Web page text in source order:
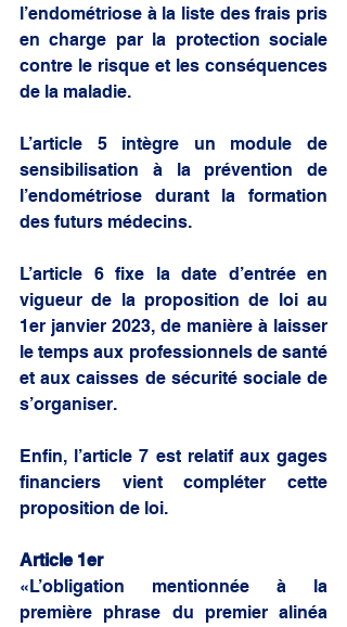
l’endométriose à la liste des frais pris
en charge par la protection sociale
contre le risque et les conséquences
de la maladie.
L’article 5 intègre un module de
sensibilisation à la prévention de
l’endométriose durant la formation
des futurs médecins.
L’article 6 fixe la date d’entrée en
vigueur de la proposition de loi au
1er janvier 2023, de manière à laisser
le temps aux professionnels de santé
et aux caisses de sécurité sociale de
s’organiser.
Enfin, l’article 7 est relatif aux gages
financiers vient compléter cette
proposition de loi.
Article 1er
«L’obligation mentionnée à la
première phrase du premier alinéa